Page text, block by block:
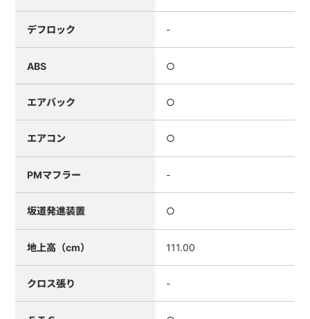
デフロック -
ABS ○
エアバック ○
エアコン ○
PMマフラー -
坂道発進装置 ○
地上高（cm） 111.00
クロス張り -